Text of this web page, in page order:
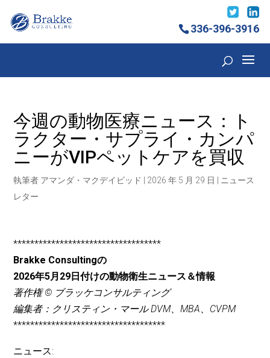
336-396-3916
今週の動物医療ニュース：ト
ラクター・サプライ・カンパ
ニーがVIPペットケアを買収
執筆者 アマンダ・マクデイビッド 2026 年 5 月 29 日
ニュース
レター
***********************************
Brakke Consultingの
2026年5月29日付けの動物衛生ニュース＆情報
著作権 © ブラッケコンサルティング
編集者：クリスティン・マール DVM、MBA、CVPM
************************************
ニュース: